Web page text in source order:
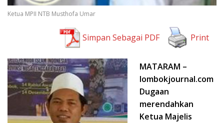
Ketua MPII NTB Musthofa Umar
Simpan Sebagai PDF Print
MATARAM –
lombokjournal.com
Dugaan
merendahkan
Ketua Majelis